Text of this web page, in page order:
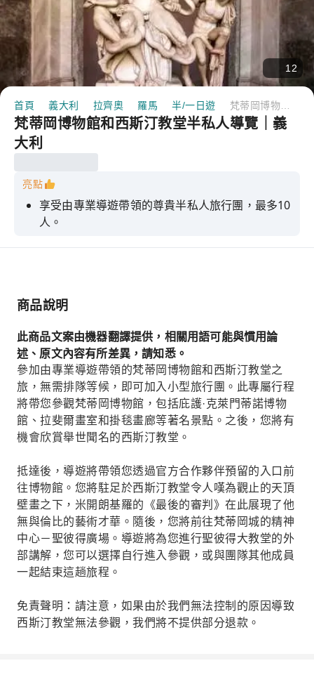
12
首頁 義大利 拉齊奧 羅馬 半/一日遊
梵蒂岡博物館和西斯汀教堂半私人導覽｜義
大利
亮點
享受由專業導遊帶領的尊貴半私人旅行團，最多10
人。
擁有梵蒂岡博物館的專屬參觀權限
請欣賞聖彼得廣場小組解說
商品說明
此商品文案由機器翻譯提供，相關用語可能與慣用論
述、原文內容有所差異，請知悉。
參加由專業導遊帶領的梵蒂岡博物館和西斯汀教堂之
旅，無需排隊等候，即可加入小型旅行團。此專屬行程
將帶您參觀梵蒂岡博物館，包括庇護·克萊門蒂諾博物
館、拉斐爾畫室和掛毯畫廊等著名景點。之後，您將有
機會欣賞舉世聞名的西斯汀教堂。
抵達後，導遊將帶領您透過官方合作夥伴預留的入口前
往博物館。您將駐足於西斯汀教堂令人嘆為觀止的天頂
壁畫之下，米開朗基羅的《最後的審判》在此展現了他
無與倫比的藝術才華。隨後，您將前往梵蒂岡城的精神
中心－聖彼得廣場。導遊將為您進行聖彼得大教堂的外
部講解，您可以選擇自行進入參觀，或與團隊其他成員
一起結束這趟旅程。
免責聲明：請注意，如果由於我們無法控制的原因導致
西斯汀教堂無法參觀，我們將不提供部分退款。